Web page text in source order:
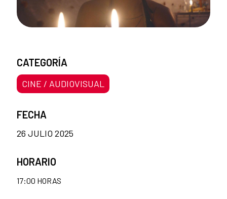
CATEGORÍA
CINE / AUDIOVISUAL
FECHA
26 JULIO 2025
HORARIO
17:00 HORAS